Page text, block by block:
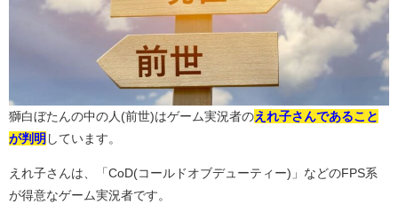
獅白ぼたんの中の人(前世)はゲーム実況者のえれ子さんであること
が判明 しています。
えれ子さんは、「CoD(コールドオブデューティー)」などのFPS系
が得意なゲーム実況者です。